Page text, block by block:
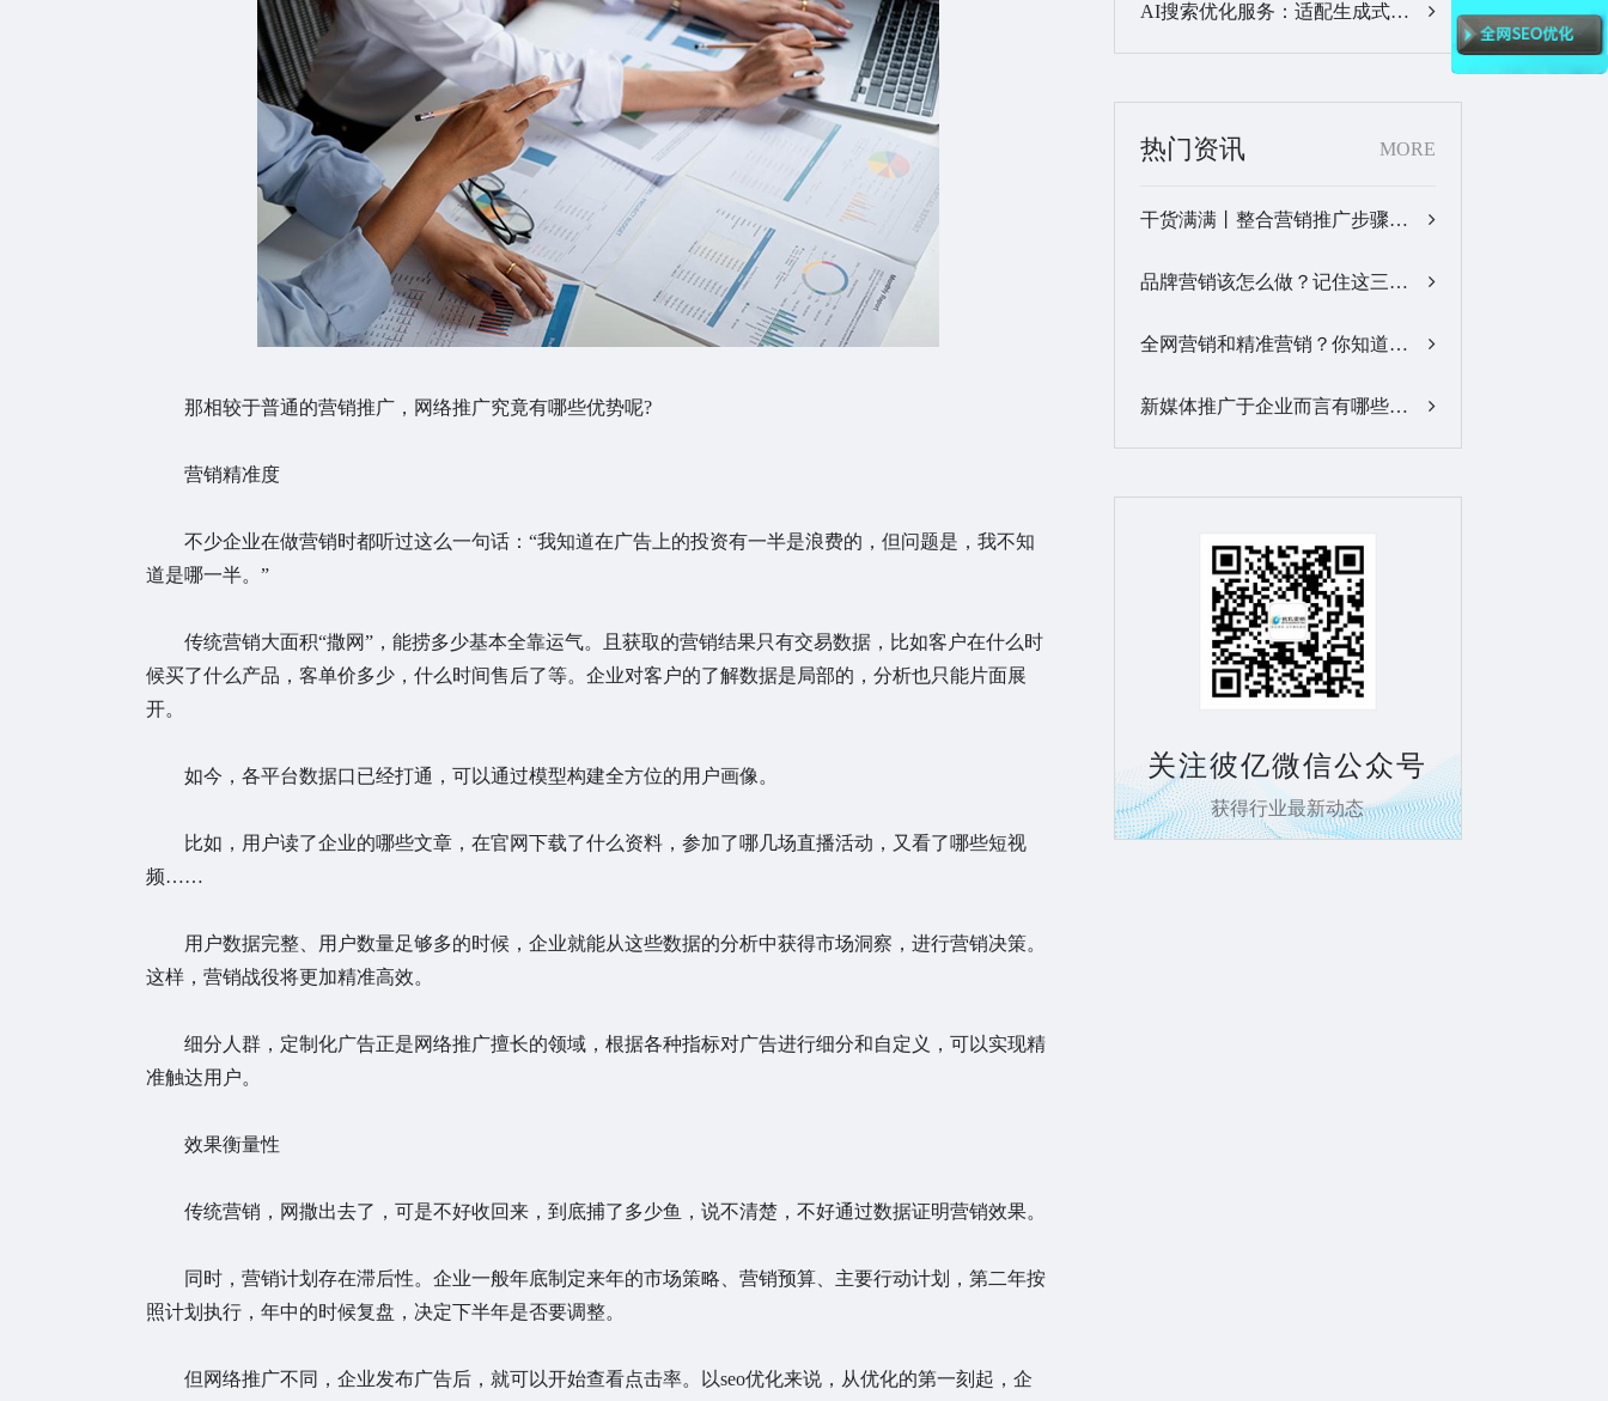
那相较于普通的营销推广，网络推广究竟有哪些优势呢?
营销精准度
不少企业在做营销时都听过这么一句话：“我知道在广告上的投资有一半是浪费的，但问题是，我不知
道是哪一半。”
传统营销大面积“撒网”，能捞多少基本全靠运气。且获取的营销结果只有交易数据，比如客户在什么时
候买了什么产品，客单价多少，什么时间售后了等。企业对客户的了解数据是局部的，分析也只能片面展
开。
如今，各平台数据口已经打通，可以通过模型构建全方位的用户画像。
比如，用户读了企业的哪些文章，在官网下载了什么资料，参加了哪几场直播活动，又看了哪些短视
频……
用户数据完整、用户数量足够多的时候，企业就能从这些数据的分析中获得市场洞察，进行营销决策。
这样，营销战役将更加精准高效。
细分人群，定制化广告正是网络推广擅长的领域，根据各种指标对广告进行细分和自定义，可以实现精
准触达用户。
效果衡量性
传统营销，网撒出去了，可是不好收回来，到底捕了多少鱼，说不清楚，不好通过数据证明营销效果。
同时，营销计划存在滞后性。企业一般年底制定来年的市场策略、营销预算、主要行动计划，第二年按
照计划执行，年中的时候复盘，决定下半年是否要调整。
但网络推广不同，企业发布广告后，就可以开始查看点击率。以seo优化来说，从优化的第一刻起，企
AI搜索优化服务：适配生成式搜索生态，搭建品牌全新信息通路…
热门资讯 MORE
干货满满丨整合营销推广步骤梳理…
品牌营销该怎么做？记住这三步，让营销更有价值！…
全网营销和精准营销？你知道怎么做吗？…
新媒体推广于企业而言有哪些优势？…
关注彼亿微信公众号
获得行业最新动态